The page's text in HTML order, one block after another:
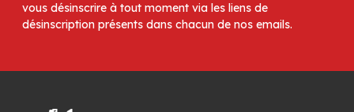
vous désinscrire à tout moment via les liens de
désinscription présents dans chacun de nos emails.